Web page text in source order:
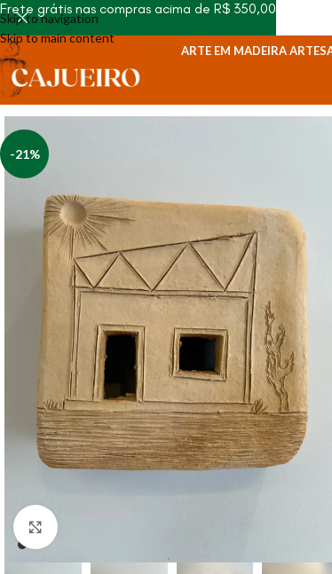
Skip to navigation
Skip to main content
ARTE EM MADEIRA
-21%
Frete grátis nas compras acima de R$ 350,00